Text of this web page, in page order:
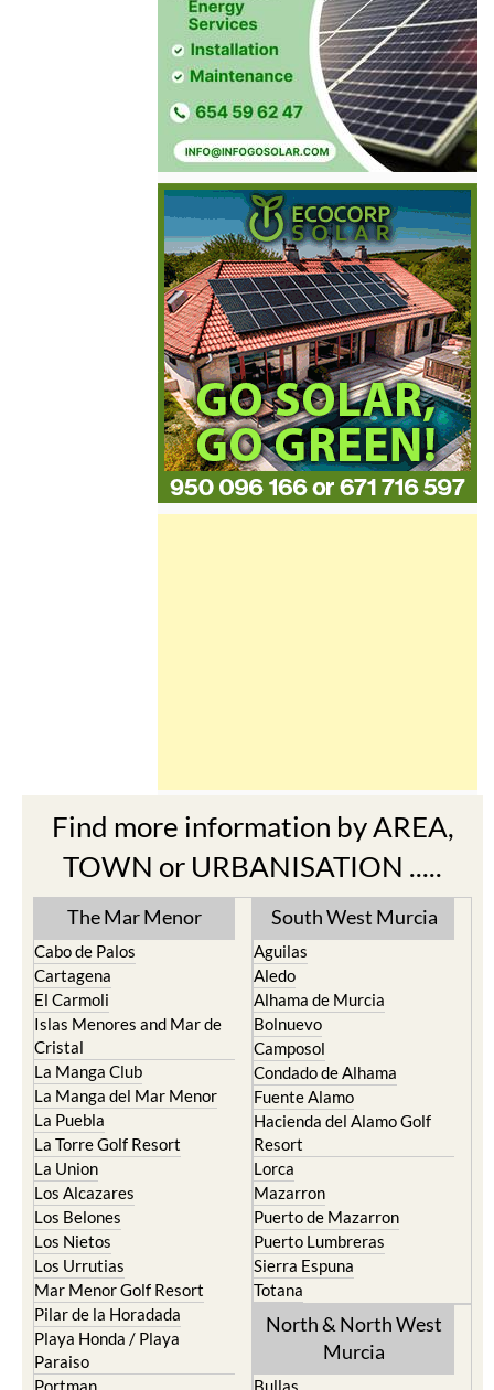
Find more information by AREA,
TOWN or URBANISATION .....
The Mar Menor
Cabo de Palos
Cartagena
El Carmoli
Islas Menores and Mar de
Cristal
La Manga Club
La Manga del Mar Menor
La Puebla
La Torre Golf Resort
La Union
Los Alcazares
Los Belones
Los Nietos
Los Urrutias
Mar Menor Golf Resort
Pilar de la Horadada
Playa Honda / Playa
South West Murcia
Aguilas
Aledo
Alhama de Murcia
Bolnuevo
Camposol
Condado de Alhama
Fuente Alamo
Hacienda del Alamo Golf
Resort
Lorca
Mazarron
Puerto de Mazarron
Puerto Lumbreras
Sierra Espuna
Totana
North & North West